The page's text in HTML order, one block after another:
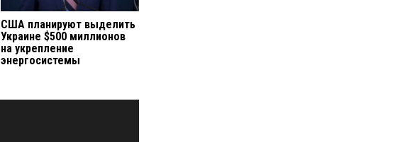
США планируют выделить
Украине $500 миллионов
на укрепление
энергосистемы